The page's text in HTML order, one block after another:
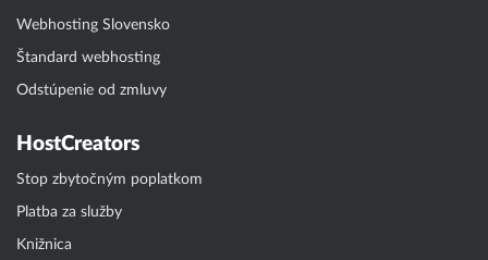
Webhosting Slovensko
Štandard webhosting
Odstúpenie od zmluvy
HostCreators
Stop zbytočným poplatkom
Platba za služby
Knižnica